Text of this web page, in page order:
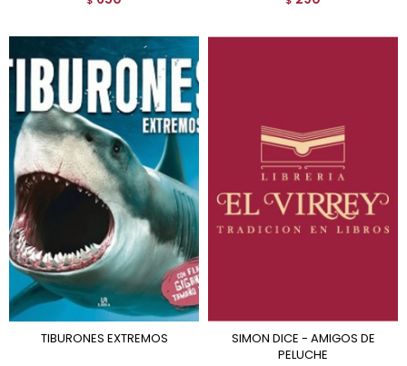
TIBURONES EXTREMOS
SIMON DICE - AMIGOS DE
PELUCHE